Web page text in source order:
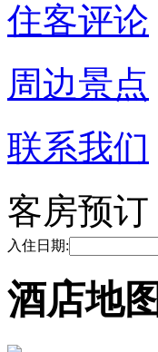
住客评论
周边景点
联系我们
客房预订
入住日期:
酒店地图